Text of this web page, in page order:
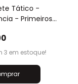
Tático -
- Primeiros
3 em estoque!